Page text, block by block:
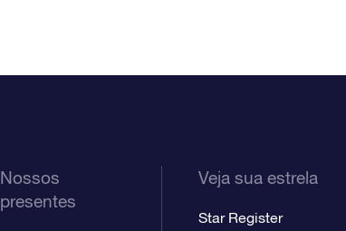
Nossos
presentes
Veja sua estrela
Star Register